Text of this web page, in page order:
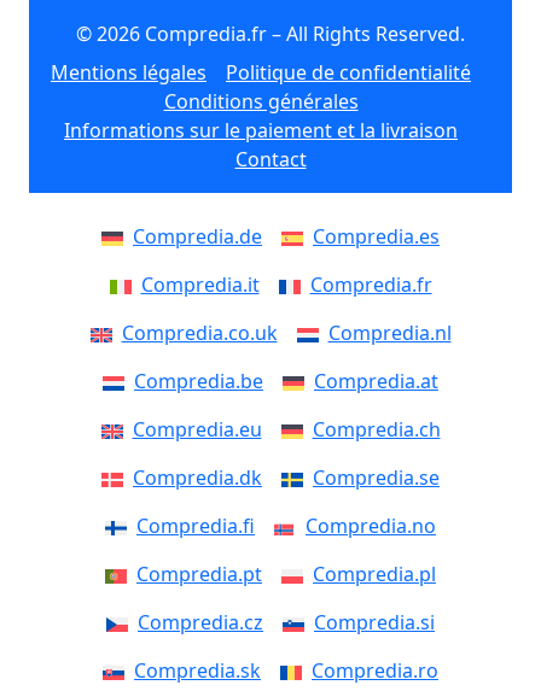
© 2026 Compredia.fr – All Rights Reserved.
Mentions légales
Politique de confidentialité
Conditions générales
Informations sur le paiement et la livraison
Contact
Compredia.de
Compredia.es
Compredia.it
Compredia.fr
Compredia.co.uk
Compredia.nl
Compredia.be
Compredia.at
Compredia.eu
Compredia.ch
Compredia.dk
Compredia.se
Compredia.fi
Compredia.no
Compredia.pt
Compredia.pl
Compredia.cz
Compredia.si
Compredia.sk
Compredia.ro